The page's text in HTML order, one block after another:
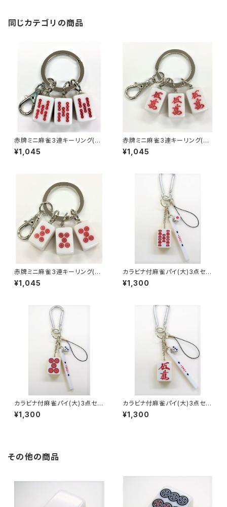
同じカテゴリの商品
赤牌ミニ麻雀3連キーリング(赤
ウーソー アンコ）
¥1,045
赤牌ミニ麻雀3連キーリング(赤
ウーマン アンコ）
¥1,045
赤牌ミニ麻雀3連キーリング(赤
ウーピン アンコ）
¥1,045
カラビナ付麻雀パイ(大)3点セッ
ト キーホルダー 【赤ウーソ
ー】
¥1,300
カラビナ付麻雀パイ(大)3点セッ
ト キーホルダー 【赤ウーピ
ン】
¥1,300
カラビナ付麻雀パイ(大)3点セッ
ト キーホルダー 【赤ウーマ
ン】
¥1,300
その他の商品